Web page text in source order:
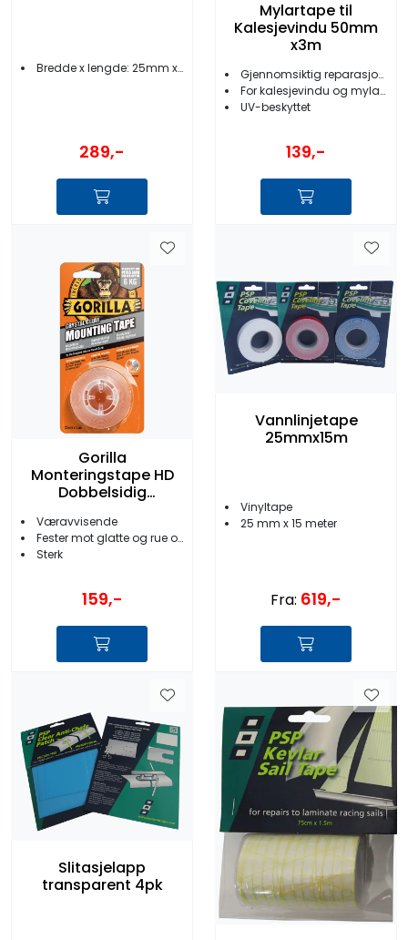
Bredde x lengde: 25mm x 1 m
289,-
Mylartape til
Kalesjevindu 50mm
x3m
Gjennomsiktig reparasjonstape
For kalesjevindu og mylarseil
UV-beskyttet
139,-
Gorilla
Monteringstape HD
Dobbelsidig
Væravvisende
Fester mot glatte og rue overflater
Sterk
159,-
Vannlinjetape
25mmx15m
Vinyltape
25 mm x 15 meter
Fra: 619,-
Slitasjelapp
transparent 4pk